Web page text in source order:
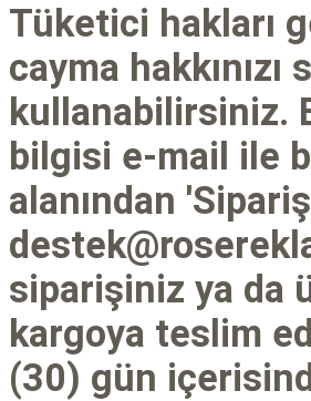
Tüketici hakları
cayma
kullanabilirsiniz.
bilgisi e-mail ile
alanından
siparişiniz ya da
kargoya teslim
(30) gün